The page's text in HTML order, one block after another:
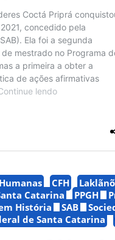
CFH
Catarina
PPGH
História SAB
de Santa Catarina